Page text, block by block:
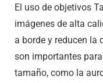
El uso de objetivos
imágenes de alta
a borde y reducen la
son importantes
tamaño, como la